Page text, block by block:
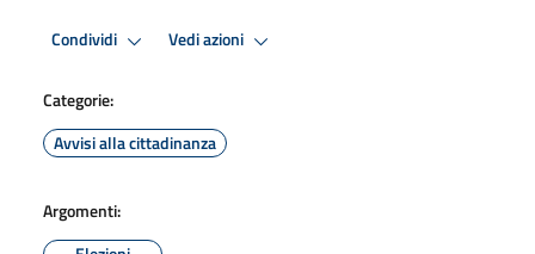
Condividi Vedi azioni
Categorie:
Avvisi alla cittadinanza
Argomenti: